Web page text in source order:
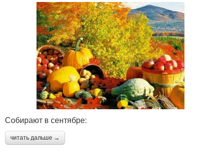
Собирают в сентябре:
читать дальше →